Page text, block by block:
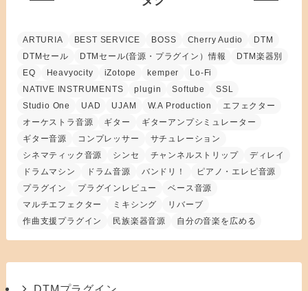
ARTURIA BEST SERVICE BOSS Cherry Audio
DTM
DTMセール
DTMセール(音源・プラグイン）情報
DTM楽器別
EQ
Heavyocity iZotope kemper
Lo-Fi
NATIVE INSTRUMENTS
plugin Softube
SSL
Studio One
UAD UJAM W.A Production
エフェクター
オーケストラ音源
ギター
ギターアンプシミュレーター
ギター音源
コンプレッサー
サチュレーション
シネマティック音源
シンセ チャンネルストリップ
ディレイ
ドラムマシン
ドラム音源 バンドリ！
ピアノ・エレピ音源
プラグイン
プラグインレビュー
ベース音源
マルチエフェクター
ミキシング
リバーブ
作曲支援プラグイン
民族楽器音源 自分の音楽を広める